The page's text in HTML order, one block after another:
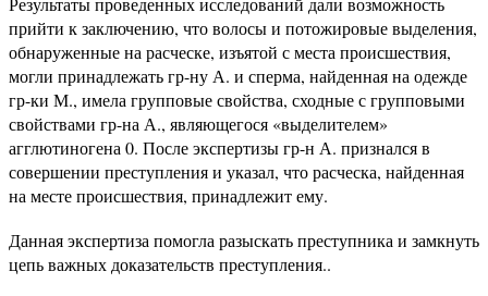
прийти к заключению, что волосы и потожировые выделения,
обнаруженные на расческе, изъятой с места происшествия,
могли принадлежать гр-ну А. и сперма, найденная на одежде
гр-ки М., имела групповые свойства, сходные с групповыми
свойствами гр-на А., являющегося «выделителем»
агглютиногена 0. После экспертизы гр-н А. признался в
совершении преступления и указал, что расческа, найденная
на месте происшествия, принадлежит ему.
Данная экспертиза помогла разыскать преступника и замкнуть
цепь важных доказательств преступления..